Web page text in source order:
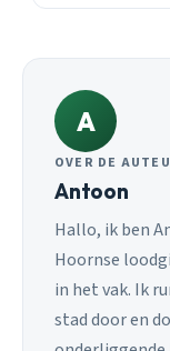
A
OVER DE
Antoon
Hallo, ik ben
Hoornse
in het vak. Ik
stad door en